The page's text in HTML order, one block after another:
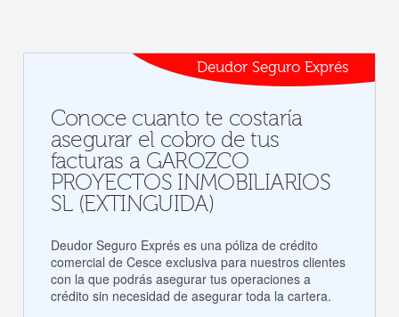
Deudor Seguro Exprés
Conoce cuanto te costaría
asegurar el cobro de tus
facturas a GAROZCO
PROYECTOS INMOBILIARIOS
SL (EXTINGUIDA)
Deudor Seguro Exprés es una póliza de crédito
comercial de Cesce exclusiva para nuestros clientes
con la que podrás asegurar tus operaciones a
crédito sin necesidad de asegurar toda la cartera.